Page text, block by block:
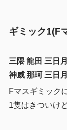
ギミック1(F
三隈 龍田 三日
神威 那珂 三日
Fマスギミック
1隻はきついけ